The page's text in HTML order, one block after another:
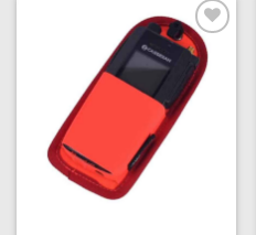
Add to
wishlist